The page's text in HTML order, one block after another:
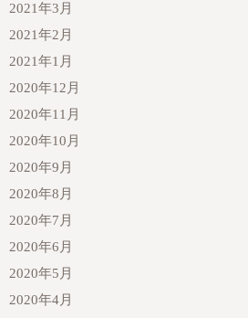
2021年3月
2021年2月
2021年1月
2020年12月
2020年11月
2020年10月
2020年9月
2020年8月
2020年7月
2020年6月
2020年5月
2020年4月